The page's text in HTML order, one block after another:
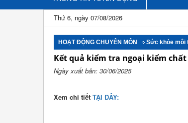
Thứ 6, ngày 07/08/2026
HOẠT ĐỘNG CHUYÊN MÔN Sức khỏe
Kết quả kiểm tra ngoại kiểm
Ngày xuất bản: 30/06/2025
Xem chi tiết TẠI ĐÂY: